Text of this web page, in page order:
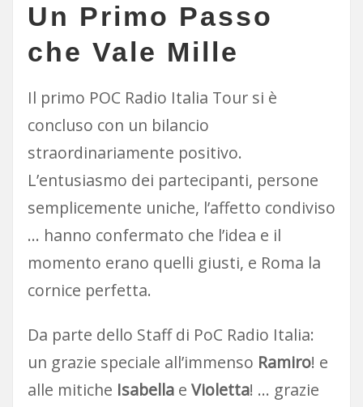
Un Primo Passo
che Vale Mille
Il primo POC Radio Italia Tour si è
concluso con un bilancio
straordinariamente positivo.
L’entusiasmo dei partecipanti, persone
semplicemente uniche, l’affetto condiviso
… hanno confermato che l’idea e il
momento erano quelli giusti, e Roma la
cornice perfetta.
Da parte dello Staff di PoC Radio Italia:
un grazie speciale all’immenso Ramiro! e
alle mitiche Isabella e Violetta! … grazie